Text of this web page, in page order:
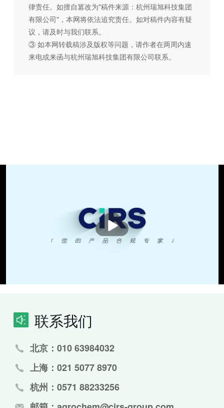
律责任。如擅自篡改为"稿件来源：杭州瑞旭科技集团
有限公司"，本网将依法追究责任。如对稿件内容有疑
议，请及时与我们联系。
③ 如本网转载稿涉及版权等问题，请作者在两周内速
来电或来函与杭州瑞旭科技集团有限公司联系。
播
放
联系我们
北京：010 63984032
上海：021 5077 8970
杭州：0571 88233256